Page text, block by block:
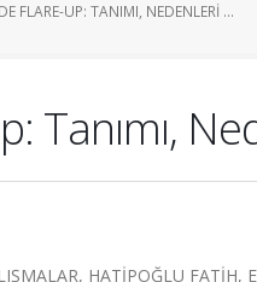
FLARE-UP: TANIMI, NEDENLERI ...
Tanımı,
HATİPOĞLU